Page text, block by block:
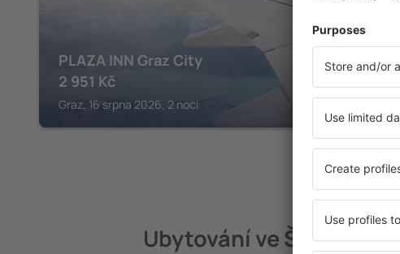
PLAZA INN Graz City
2 951 Kč
Graz, 16 srpna 2026, 2 noci
Ubytování ve Štýrsku